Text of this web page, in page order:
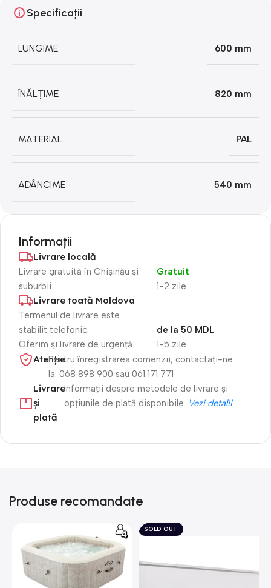
Specificații
LUNGIME 600 mm
ÎNĂLȚIME 820 mm
MATERIAL PAL
ADÂNCIME 540 mm
Informații
Livrare locală
Livrare gratuită în Chișinău și
suburbii.
1-2 zile
Gratuit
Livrare toată Moldova
Termenul de livrare este
stabilit telefonic.
Oferim și livrare de urgență.
1-5 zile
de la 50 MDL
Atenție​Pentru înregistrarea comenzii, contactați-ne
la: 068 898 900 sau 061 171 771
Livrare
și
plată
Informații despre metodele de livrare și
opțiunile de plată disponibile. Vezi detalii
Produse recomandate
SOLD OUT